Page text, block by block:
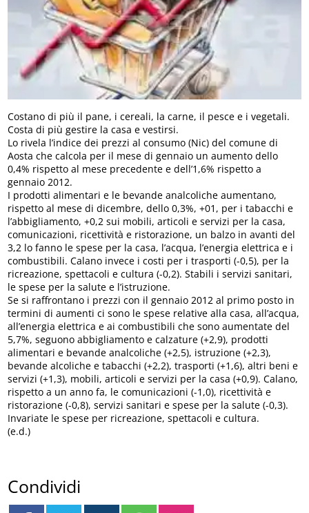
Costano di più il pane, i cereali, la carne, il pesce e i vegetali.
Costa di più gestire la casa e vestirsi.
Lo rivela l’indice dei prezzi al consumo (Nic) del comune di
Aosta che calcola per il mese di gennaio un aumento dello
0,4% rispetto al mese precedente e dell’1,6% rispetto a
gennaio 2012.
I prodotti alimentari e le bevande analcoliche aumentano,
rispetto al mese di dicembre, dello 0,3%, +01, per i tabacchi e
l’abbigliamento, +0,2 sui mobili, articoli e servizi per la casa,
comunicazioni, ricettività e ristorazione, un balzo in avanti del
3,2 lo fanno le spese per la casa, l’acqua, l’energia elettrica e i
combustibili. Calano invece i costi per i trasporti (-0,5), per la
ricreazione, spettacoli e cultura (-0,2). Stabili i servizi sanitari,
le spese per la salute e l’istruzione.
Se si raffrontano i prezzi con il gennaio 2012 al primo posto in
termini di aumenti ci sono le spese relative alla casa, all’acqua,
all’energia elettrica e ai combustibili che sono aumentate del
5,7%, seguono abbigliamento e calzature (+2,9), prodotti
alimentari e bevande analcoliche (+2,5), istruzione (+2,3),
bevande alcoliche e tabacchi (+2,2), trasporti (+1,6), altri beni e
servizi (+1,3), mobili, articoli e servizi per la casa (+0,9). Calano,
rispetto a un anno fa, le comunicazioni (-1,0), ricettività e
ristorazione (-0,8), servizi sanitari e spese per la salute (-0,3).
Invariate le spese per ricreazione, spettacoli e cultura.
(e.d.)
Condividi